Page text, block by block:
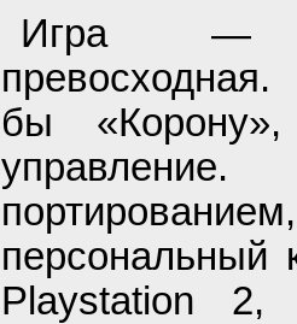
Игра —
бы
персональный
Playstation